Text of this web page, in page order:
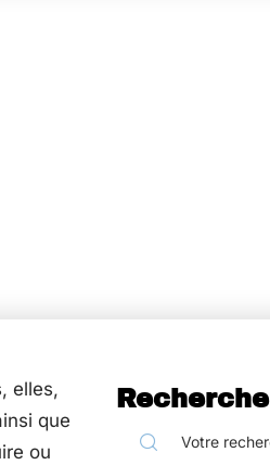
elles,
que
ou
Recherche